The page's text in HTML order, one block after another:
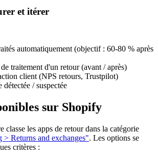
et itérer
automatiquement (objectif : 60-80 % après
traitement d'un retour (avant / après)
client (NPS retours, Trustpilot)
/ suspectée
sur Shopify
les apps de retour dans la catégorie
> Returns and exchanges". Les options se
critères :